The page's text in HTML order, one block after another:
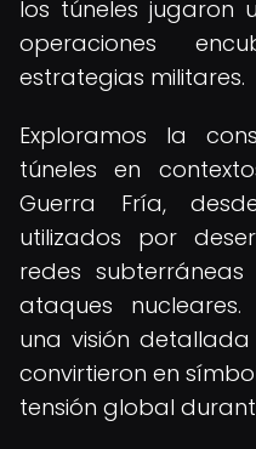
los túneles jugaron
operaciones
estrategias militares.
Exploramos la
túneles en
Guerra Fría,
utilizados por
redes
ataques
una visión
convirtieron en
tensión global